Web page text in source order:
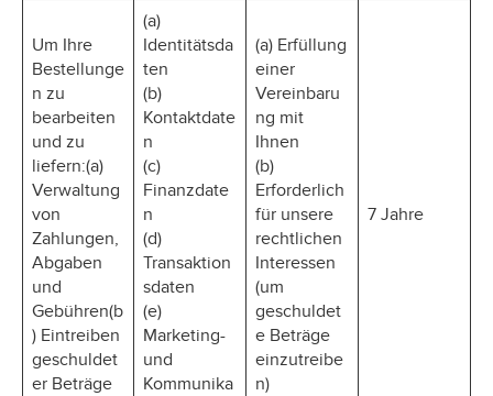
Um Ihre
Bestellunge
n zu
bearbeiten
und zu
liefern:(a)
Verwaltung
von
Zahlungen,
Abgaben
und
Gebühren(b
) Eintreiben
geschuldet
er Beträge
(a)
Identitätsda
ten
(b)
Kontaktdate
n
(c)
Finanzdate
n
(d)
Transaktion
sdaten
(e)
Marketing-
und
Kommunika
(a) Erfüllung
einer
Vereinbaru
ng mit
Ihnen
(b)
Erforderlich
für unsere
rechtlichen
Interessen
(um
geschuldet
e Beträge
einzutreibe
n)
7 Jahre